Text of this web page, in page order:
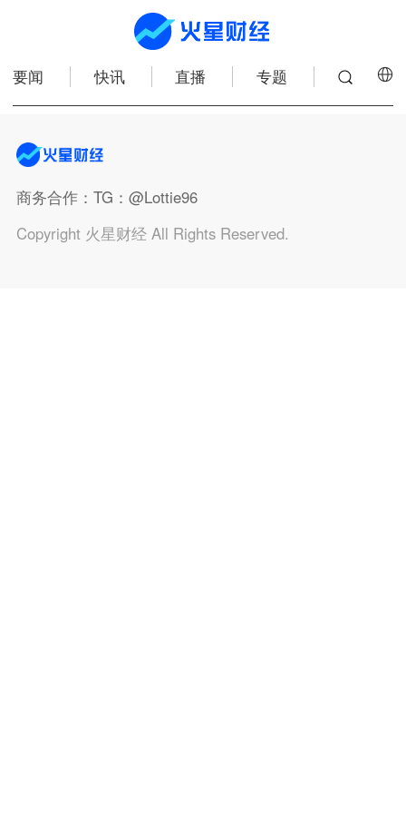
要闻 快讯 直播 专题
商务合作：TG：@Lottie96
Copyright 火星财经 All Rights Reserved.